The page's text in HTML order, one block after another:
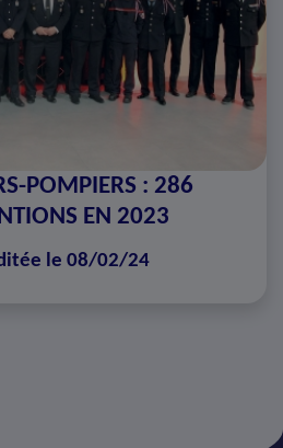
POMPIERS : 286
EN 2023
le 08/02/24